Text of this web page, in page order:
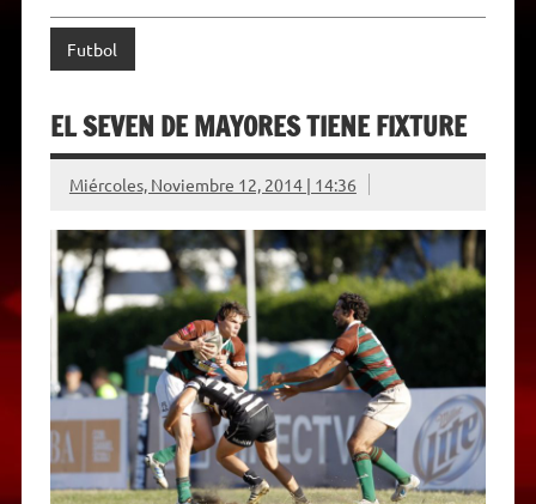
Futbol
EL SEVEN DE MAYORES TIENE FIXTURE
Miércoles, Noviembre 12, 2014 | 14:36